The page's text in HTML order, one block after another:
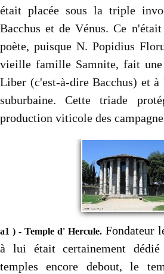
était placée sous la triple
Bacchus et de Vénus. Ce
poète, puisque N. Popidius
vieille famille Samnite, fait une
Liber (c'est-à-dire Bacchus) et
suburbaine. Cette triade
production viticole des
a1 ) - Temple d' Hercule. Fondateur
à lui était certainement
temples encore debout, le